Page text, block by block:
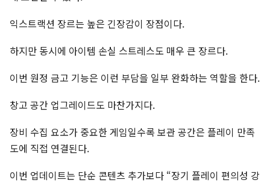
익스트랙션 장르는 높은 긴장감이 장점이다.
하지만 동시에 아이템 손실 스트레스도 매우 큰 장르다.
이번 원정 금고 기능은 이런 부담을 일부 완화하는 역할을 한다.
창고 공간 업그레이드도 마찬가지다.
장비 수집 요소가 중요한 게임일수록 보관 공간은 플레이 만족
도에 직접 연결된다.
이번 업데이트는 단순 콘텐츠 추가보다 “장기 플레이 편의성 강